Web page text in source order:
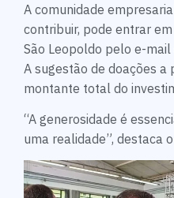
A comunidade
contribuir, pode entrar em
São Leopoldo pelo e-
A sugestão de doações a
montante total do
“A generosidade é
uma realidade”, destaca